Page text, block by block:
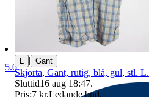
5.0
L | Gant
Skjorta, Gant, rutig, blå, gul, stl. L.
Sluttid16 aug 18:47.
Pris:7 kr,Ledande bud.